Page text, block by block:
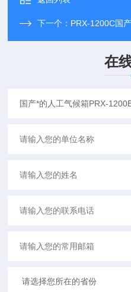
下一个： PRX-1200C国
在